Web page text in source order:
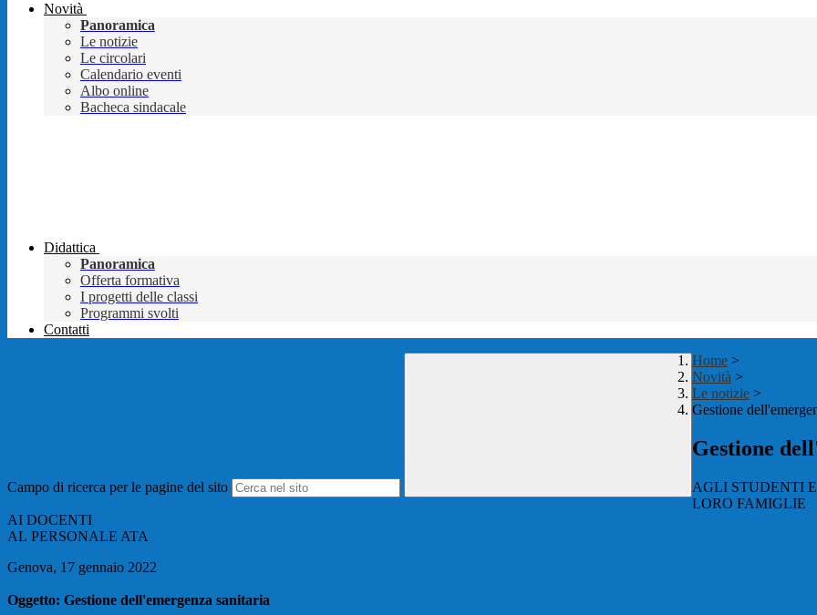
Novità
Panoramica
Le notizie
Le circolari
Calendario eventi
Albo online
Bacheca sindacale
Didattica
Panoramica
Offerta formativa
I progetti delle classi
Programmi svolti
Contatti
Campo di ricerca per le pagine del sito
Home >
Novità >
Le notizie >
Gestione
Gestione
AGLI STUDENTI E
LORO FAMIGLIE
AI DOCENTI
AL PERSONALE ATA
Genova, 17 gennaio 2022
Oggetto: Gestione dell'emergenza sanitaria